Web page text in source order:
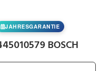
JAHRESGARANTIE
BOSCH